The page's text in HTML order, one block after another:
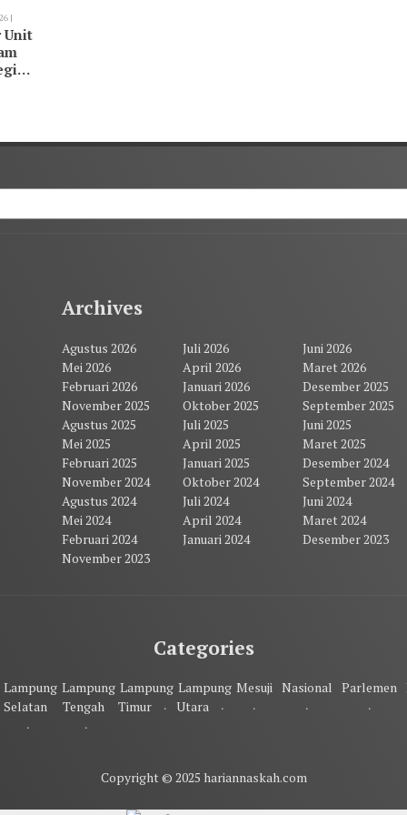
|
Unit
Archives
Agustus 2026 Juli 2026
Juni 2026
Mei 2026
April 2026
Maret 2026
Februari 2026
Januari 2026
Desember 2025
November 2025
Oktober 2025
September 2025
Agustus 2025
Juli 2025
Juni 2025
Mei 2025
April 2025
Maret 2025
Februari 2025
Januari 2025
Desember 2024
November 2024
Oktober 2024
September 2024
Agustus 2024
Juli 2024
Juni 2024
Mei 2024
April 2024
Maret 2024
Februari 2024
Januari 2024
Desember 2023
November 2023
Categories
Lampung
Selatan
Lampung
Tengah
Lampung
Timur
Lampung
Utara
Mesuji Nasional Parlemen
Copyright © 2025 hariannaskah.com